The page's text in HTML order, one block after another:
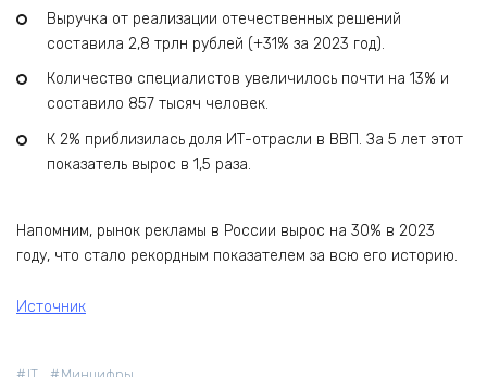
Выручка от реализации отечественных решений
составила 2,8 трлн рублей (+31% за 2023 год).
Количество специалистов увеличилось почти на 13% и
составило 857 тысяч человек.
К 2% приблизилась доля ИТ-отрасли в ВВП. За 5 лет этот
показатель вырос в 1,5 раза.
Напомним, рынок рекламы в России вырос на 30% в 2023
году, что стало рекордным показателем за всю его историю.
Источник